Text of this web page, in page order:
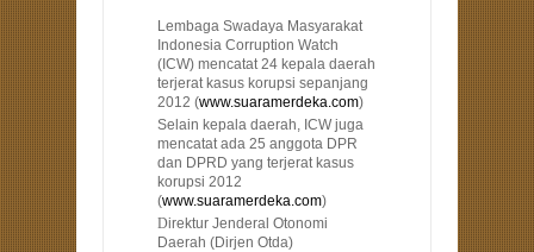
Lembaga Swadaya Masyarakat
Indonesia Corruption Watch
(ICW) mencatat 24 kepala daerah
terjerat kasus korupsi sepanjang
2012 (www.suaramerdeka.com)
Selain kepala daerah, ICW juga
mencatat ada 25 anggota DPR
dan DPRD yang terjerat kasus
korupsi 2012
(www.suaramerdeka.com)
Direktur Jenderal Otonomi
Daerah (Dirjen Otda)